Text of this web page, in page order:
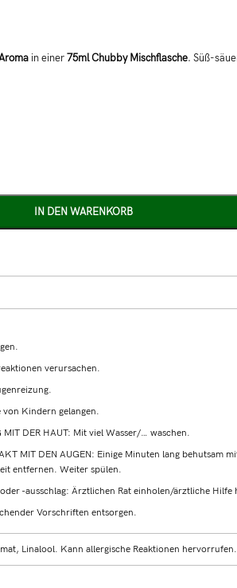
in einer75ml Chubby Mischflasche. Süß-
IN DEN WARENKORB
verursachen.
Kindern gelangen.
MIT DER HAUT: Mit viel Wasser/… waschen.
MIT DEN AUGEN: Einige Minuten lang behutsam
entfernen. Weiter spülen.
-ausschlag: Ärztlichen Rat einholen/ärztliche Hilfe
Vorschriften entsorgen.
Linalool. Kann allergische Reaktionen hervorrufen.